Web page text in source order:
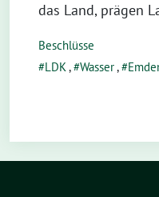
das Land, prägen
Beschlüsse
LDK, Wasser,